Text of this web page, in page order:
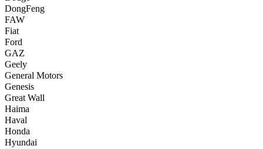
DongFeng
FAW
Fiat
Ford
GAZ
Geely
General Motors
Genesis
Great Wall
Haima
Haval
Honda
Hyundai